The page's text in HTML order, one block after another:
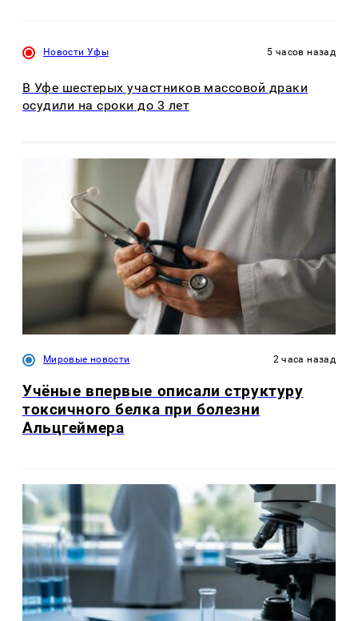
Новости Уфы 5 часов назад
В Уфе шестерых участников массовой драки
осудили на сроки до 3 лет
Мировые новости 2 часа назад
Учёные впервые описали структуру
токсичного белка при болезни
Альцгеймера